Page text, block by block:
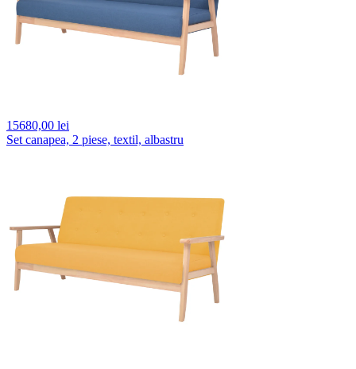
15680,00 lei
Set canapea, 2 piese, textil, albastru